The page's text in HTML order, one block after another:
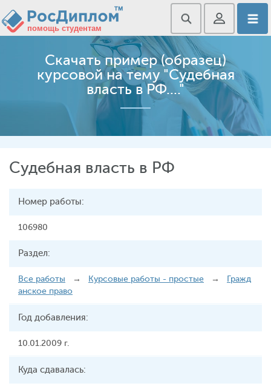
Скачать пример (образец)
курсовой на тему "Судебная
власть в РФ...."
Судебная власть в РФ
Номер работы:
106980
Раздел:
Все работы → Курсовые работы - простые →
Гражд
анское право
Год добавления:
10.01.2009 г.
Куда сдавалась: